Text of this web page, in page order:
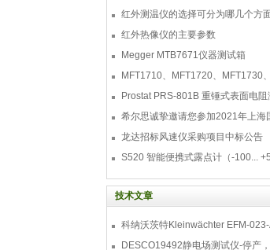
红外测温仪的选择可分为哪几个方
红外热像仪的主要参数
Megger MTB7671仪器测试箱
龙达招标风速仪采购项目中标公告
技术文章